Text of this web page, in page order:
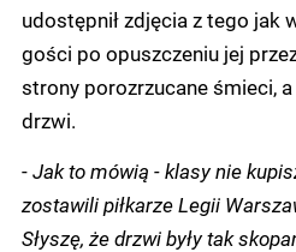
udostępnił zdjęcia z tego jak
gości po opuszczeniu jej
strony porozrzucane śmieci,
drzwi.
-Jak to mówią - klasy nie
zostawili piłkarze Legii
Słyszę, że drzwi były tak